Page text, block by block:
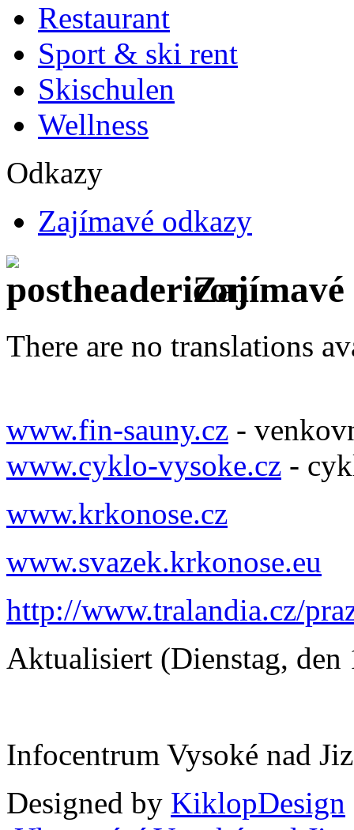
Restaurant
Sport & ski rent
Skischulen
Wellness
Odkazy
Zajímavé odkazy
Zajímavé
There are no translations
www.fin-sauny.cz -
www.cyklo-vysoke.cz -
www.krkonose.cz
www.svazek.krkonose.eu
http://www.tralandia.cz/
Aktualisiert (Dienstag, den
Infocentrum Vysoké nad
Designed by KiklopDesign